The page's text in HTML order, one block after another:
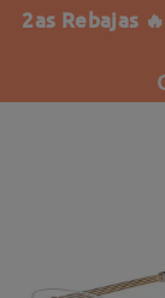
2as Rebajas